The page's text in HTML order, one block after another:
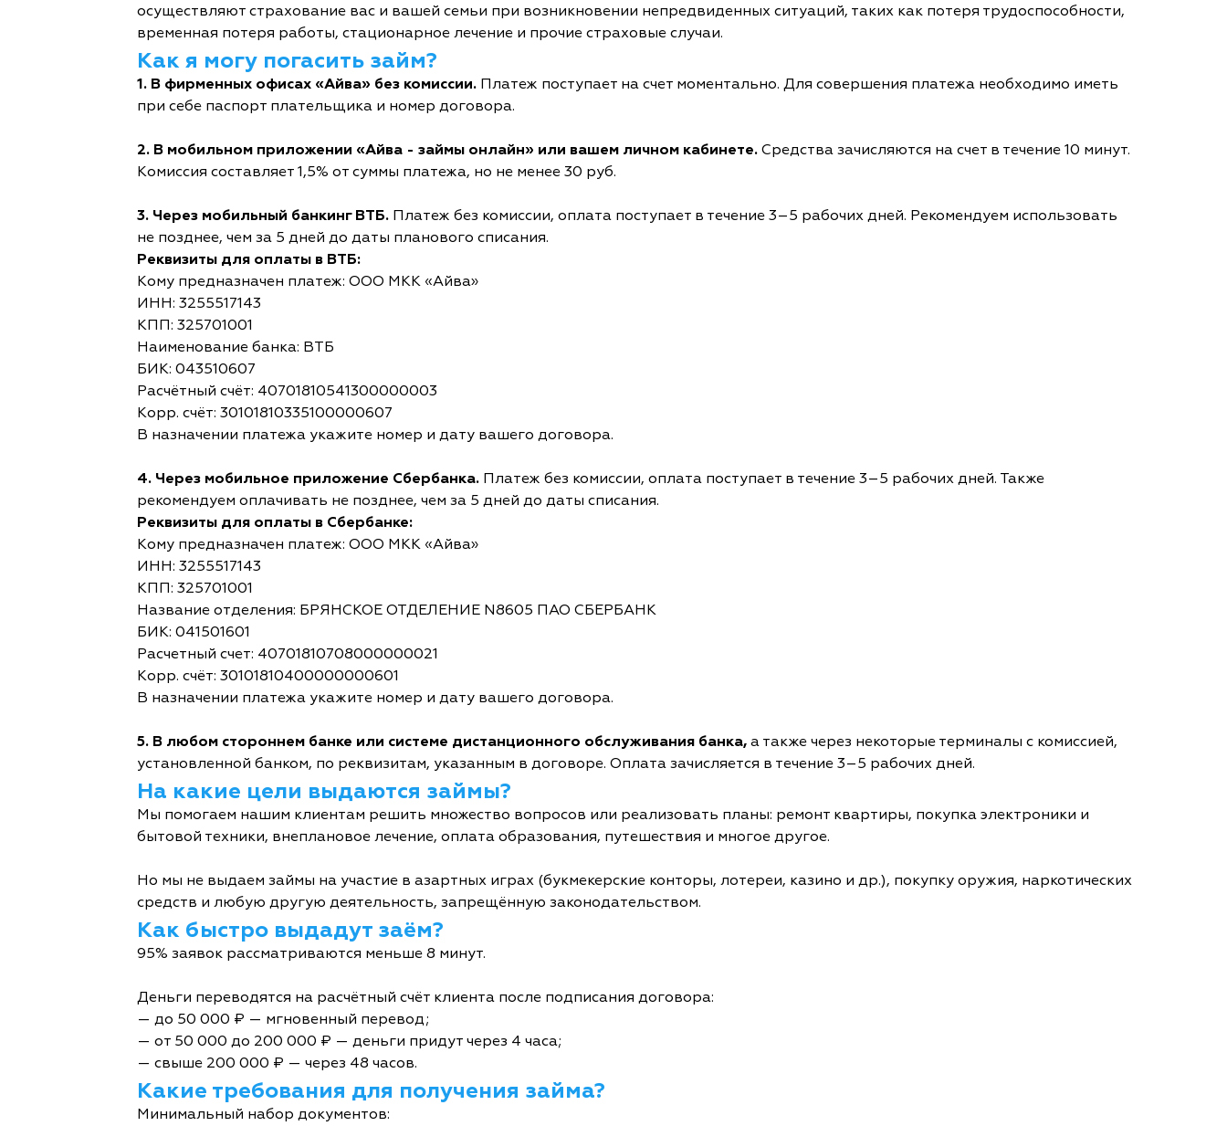
осуществляют страхование вас и вашей семьи при возникновении непредвиденных ситуаций, таких как потеря трудоспособности,
временная потеря работы, стационарное лечение и прочие страховые случаи.
Как я могу погасить займ?
1. В фирменных офисах «Айва» без комиссии. Платеж поступает на счет моментально. Для совершения платежа необходимо иметь
при себе паспорт плательщика и номер договора.
2. В мобильном приложении «Айва - займы онлайн» или вашем личном кабинете. Средства зачисляются на счет в течение 10 минут.
Комиссия составляет 1,5% от суммы платежа, но не менее 30 руб.
3. Через мобильный банкинг ВТБ. Платеж без комиссии, оплата поступает в течение 3–5 рабочих дней. Рекомендуем использовать
не позднее, чем за 5 дней до даты планового списания.
Реквизиты для оплаты в ВТБ:
Кому предназначен платеж: ООО МКК «Айва»
ИНН: 3255517143
КПП: 325701001
Наименование банка: ВТБ
БИК: 043510607
Расчётный счёт: 40701810541300000003
Корр. счёт: 30101810335100000607
В назначении платежа укажите номер и дату вашего договора.
4. Через мобильное приложение Сбербанка. Платеж без комиссии, оплата поступает в течение 3–5 рабочих дней. Также
рекомендуем оплачивать не позднее, чем за 5 дней до даты списания.
Реквизиты для оплаты в Сбербанке:
Кому предназначен платеж: ООО МКК «Айва»
ИНН: 3255517143
КПП: 325701001
Название отделения: БРЯНСКОЕ ОТДЕЛЕНИЕ N8605 ПАО СБЕРБАНК
БИК: 041501601
Расчетный счет: 40701810708000000021
Корр. счёт: 30101810400000000601
В назначении платежа укажите номер и дату вашего договора.
5. В любом стороннем банке или системе дистанционного обслуживания банка, а также через некоторые терминалы с комиссией,
установленной банком, по реквизитам, указанным в договоре. Оплата зачисляется в течение 3–5 рабочих дней.
На какие цели выдаются займы?
Мы помогаем нашим клиентам решить множество вопросов или реализовать планы: ремонт квартиры, покупка электроники и
бытовой техники, внеплановое лечение, оплата образования, путешествия и многое другое.
Но мы не выдаем займы на участие в азартных играх (букмекерские конторы, лотереи, казино и др.), покупку оружия, наркотических
средств и любую другую деятельность, запрещённую законодательством.
Как быстро выдадут заём?
95% заявок рассматриваются меньше 8 минут.
Деньги переводятся на расчётный счёт клиента после подписания договора:
— до 50 000 ₽ — мгновенный перевод;
— от 50 000 до 200 000 ₽ — деньги придут через 4 часа;
— свыше 200 000 ₽ — через 48 часов.
Какие требования для получения займа?
Минимальный набор документов: